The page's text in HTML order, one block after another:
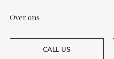
Over ons
CALL US